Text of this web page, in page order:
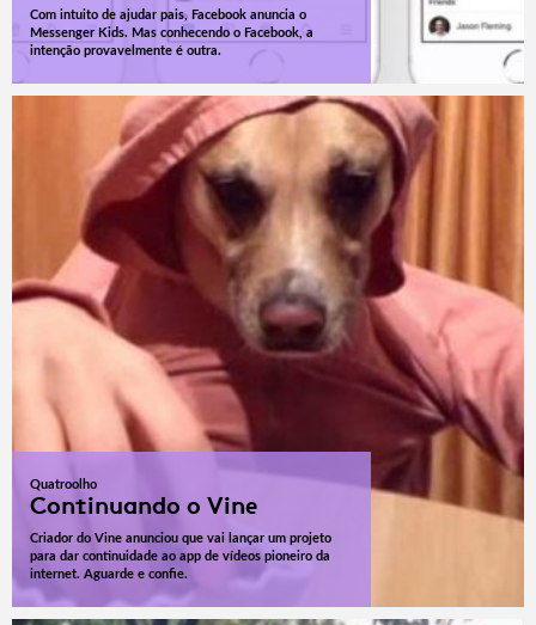
Com intuito de ajudar pais, Facebook anuncia o
Messenger Kids. Mas conhecendo o Facebook, a
intenção provavelmente é outra.
Quatroolho
Continuando o Vine
Criador do Vine anunciou que vai lançar um projeto
para dar continuidade ao app de vídeos pioneiro da
internet. Aguarde e confie.